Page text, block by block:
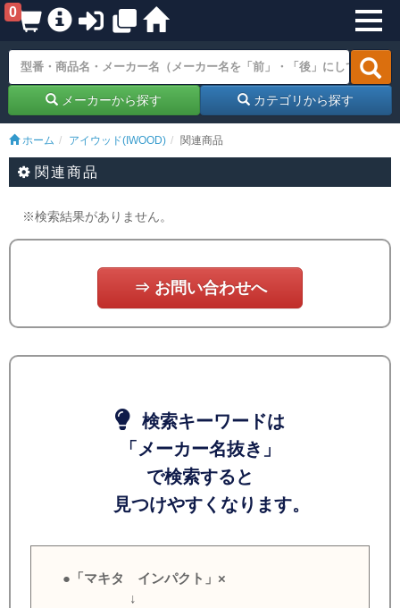
0
メーカーから探す カテゴリから探す
ホーム アイウッド(IWOOD) 関連商品
関連商品
※検索結果がありません。
⇒ お問い合わせへ
検索キーワードは
「メーカー名抜き」
で検索すると
見つけやすくなります。
●「マキタ インパクト」×
↓